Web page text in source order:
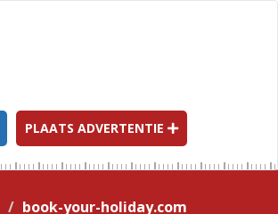
PLAATS ADVERTENTIE
book-your-holiday.com